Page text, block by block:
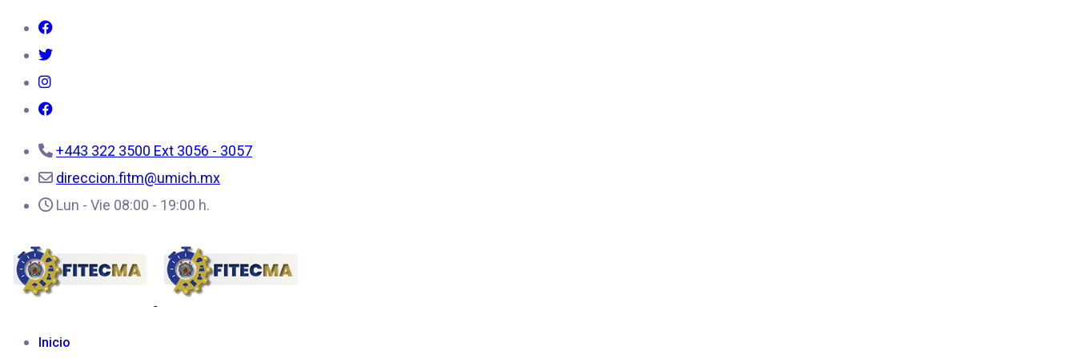
+443 322 3500 Ext 3056 - 3057
direccion.fitm@umich.mx
Lun - Vie 08:00 - 19:00 h.
Inicio
FACULTAD DE INGENIERÍA EN TECNOLOGÍA DE LA MADERA